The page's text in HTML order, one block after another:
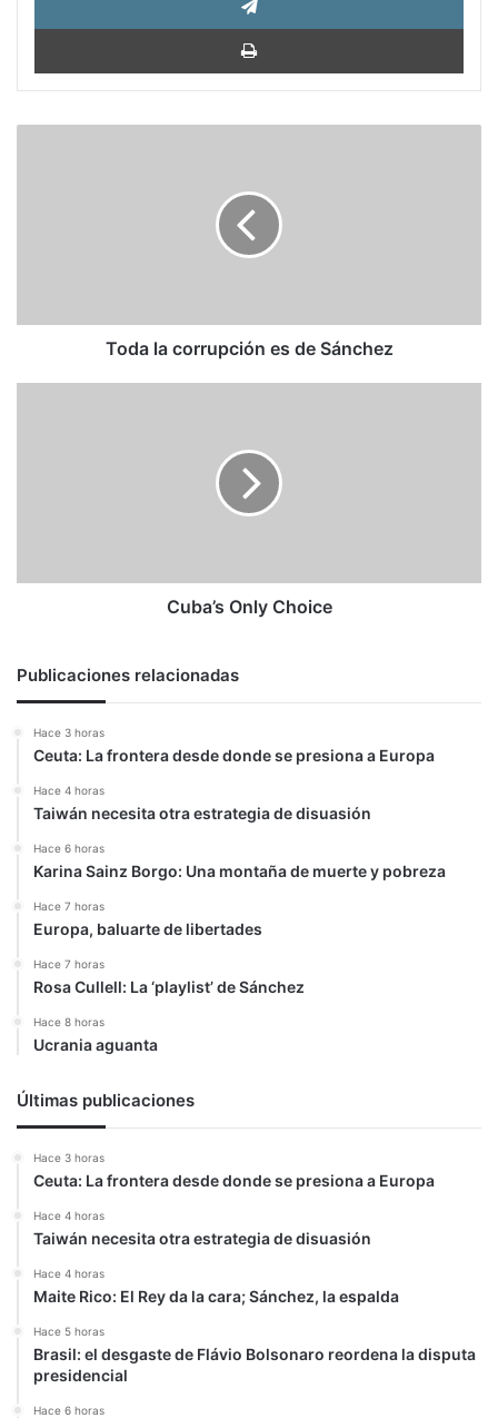
Toda la corrupción es de Sánchez
Cuba’s Only Choice
Publicaciones relacionadas
Hace 3 horas
Ceuta: La frontera desde donde se presiona a Europa
Hace 4 horas
Taiwán necesita otra estrategia de disuasión
Hace 6 horas
Karina Sainz Borgo: Una montaña de muerte y pobreza
Hace 7 horas
Europa, baluarte de libertades
Hace 7 horas
Rosa Cullell: La ‘playlist’ de Sánchez
Hace 8 horas
Ucrania aguanta
Últimas publicaciones
Hace 3 horas
Ceuta: La frontera desde donde se presiona a Europa
Hace 4 horas
Taiwán necesita otra estrategia de disuasión
Hace 4 horas
Maite Rico: El Rey da la cara; Sánchez, la espalda
Hace 5 horas
Brasil: el desgaste de Flávio Bolsonaro reordena la disputa
presidencial
Hace 6 horas